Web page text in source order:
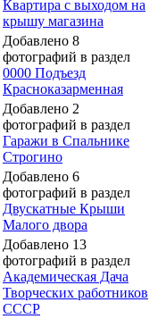
Квартира с выходом на
крышу магазина
Добавлено 8
фотографий в раздел
0000 Подъезд
Красноказарменная
Добавлено 2
фотографий в раздел
Гаражи в Спальнике
Строгино
Добавлено 6
фотографий в раздел
Двускатные Крыши
Малого двора
Добавлено 13
фотографий в раздел
Академическая Дача
Творческих работников
СССР